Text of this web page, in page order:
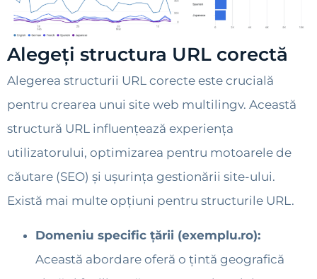
Alegeți structura URL corectă
Alegerea structurii URL corecte este crucială
pentru crearea unui site web multilingv. Această
structură URL influențează experiența
utilizatorului, optimizarea pentru motoarele de
căutare (SEO) și ușurința gestionării site-ului.
Există mai multe opțiuni pentru structurile URL.
Domeniu specific țării (exemplu.ro):
Această abordare oferă o țintă geografică